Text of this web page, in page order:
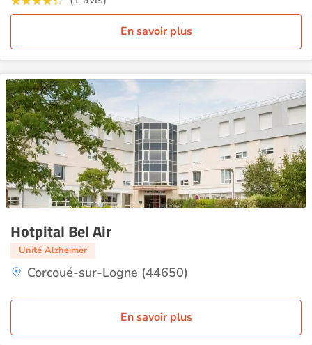
En savoir plus
Hotpital Bel Air
Unité Alzheimer
Corcoué-sur-Logne (44650)
En savoir plus